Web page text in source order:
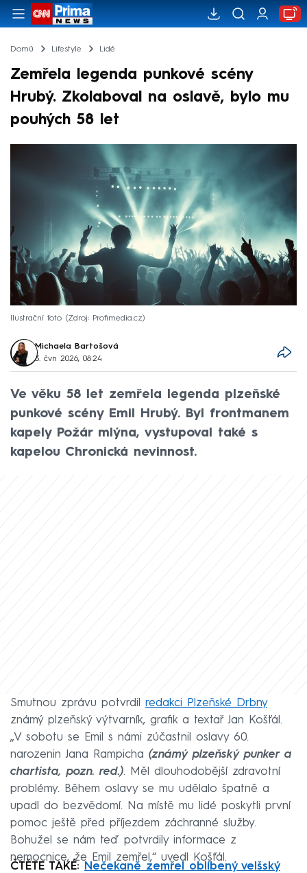
Domů Lifestyle Lidé
Zemřela legenda punkové scény
Hrubý. Zkolaboval na oslavě, bylo mu
pouhých 58 let
Ilustrační foto Zdroj: Profimedia.cz
Michaela Bartošová
3. čvn 2026, 08:24
Ve věku 58 let zemřela legenda plzeňské
punkové scény Emil Hrubý. Byl frontmanem
kapely Požár mlýna, vystupoval také s
kapelou Chronická nevinnost.
Smutnou zprávu potvrdil redakci Plzeňské Drbny
známý plzeňský výtvarník, grafik a textař Jan Košťál.
„V sobotu se Emil s námi zúčastnil oslavy 60.
narozenin Jana Rampicha (známý plzeňský punker a
chartista, pozn. red.). Měl dlouhodobější zdravotní
problémy. Během oslavy se mu udělalo špatně a
upadl do bezvědomí. Na místě mu lidé poskytli první
pomoc ještě před příjezdem záchranné služby.
Bohužel se nám teď potvrdily informace z
nemocnice, že Emil zemřel,“ uvedl Košťál.
ČTĚTE TAKÉ:
Nečekaně zemřel oblíbený velšský